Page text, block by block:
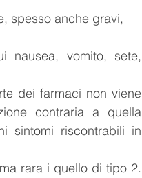
spesso anche gravi,
nausea, vomito, sete,
dei farmaci non viene
contraria a quella
sintomi riscontrabili in
rara i quello di tipo 2.